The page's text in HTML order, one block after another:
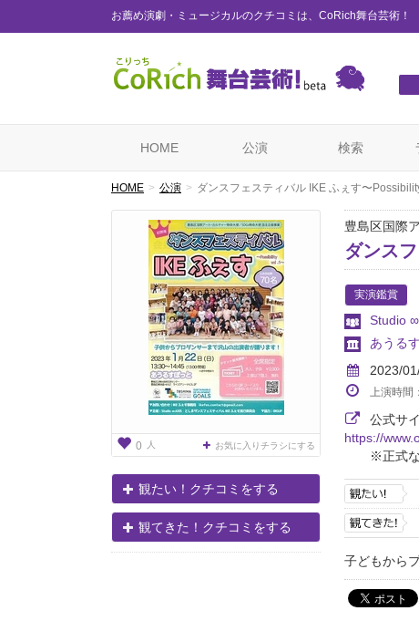
お薦め演劇・ミュージカルのクチコミは、CoRich舞台芸術！
HOME 公演 検索
HOME 公演 ダンスフェスティバル IKE ふぇす〜
0 人 お気に入りチラシにする
観たい！クチコミをする
観てきた！クチコミをする
豊島区国際
ダンス
実演鑑賞
Studio
あうる
2023/
上演時間：
公式サ
https://
※正式
子どもから